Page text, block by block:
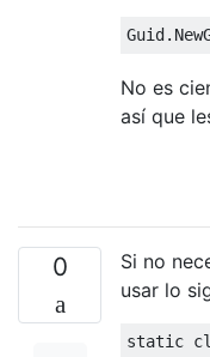
No es
así que
0
Si no
usar lo
static